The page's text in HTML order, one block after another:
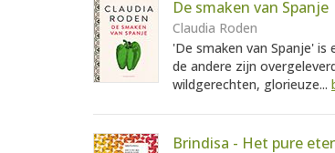
De smaken van Spanje
Claudia Roden
'De smaken van Spanje'
de andere zijn
wildgerechten, glorieuze...
Brindisa - Het pure